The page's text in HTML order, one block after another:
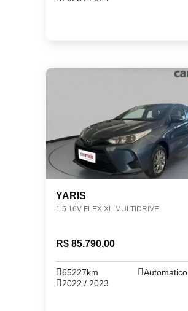
YARIS
1.5 16V FLEX XL MULTIDRIVE
R$ 85.790,00
65227km
Automatico
2022 / 2023